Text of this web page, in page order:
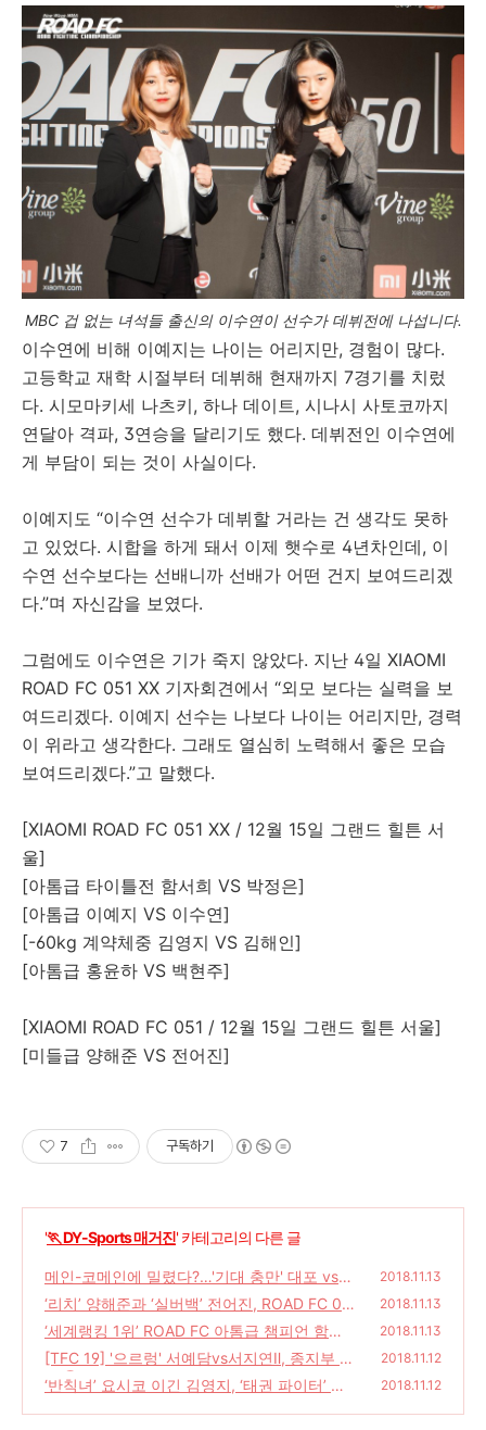
MBC 겁 없는 녀석들 출신의 이수연이 선수가 데뷔전에 나섭니다.
이수연에 비해 이예지는 나이는 어리지만, 경험이 많다.
고등학교 재학 시절부터 데뷔해 현재까지 7경기를 치렀
다. 시모마키세 나츠키, 하나 데이트, 시나시 사토코까지
연달아 격파, 3연승을 달리기도 했다. 데뷔전인 이수연에
게 부담이 되는 것이 사실이다.
이예지도 “이수연 선수가 데뷔할 거라는 건 생각도 못하
고 있었다. 시합을 하게 돼서 이제 햇수로 4년차인데, 이
수연 선수보다는 선배니까 선배가 어떤 건지 보여드리겠
다.”며 자신감을 보였다.
그럼에도 이수연은 기가 죽지 않았다. 지난 4일 XIAOMI
ROAD FC 051 XX 기자회견에서 “외모 보다는 실력을 보
여드리겠다. 이예지 선수는 나보다 나이는 어리지만, 경력
이 위라고 생각한다. 그래도 열심히 노력해서 좋은 모습
보여드리겠다.”고 말했다.
[XIAOMI ROAD FC 051 XX / 12월 15일 그랜드 힐튼 서
울]
[아톰급 타이틀전 함서희 VS 박정은]
[아톰급 이예지 VS 이수연]
[-60kg 계약체중 김영지 VS 김해인]
[아톰급 홍윤하 VS 백현주]
[XIAOMI ROAD FC 051 / 12월 15일 그랜드 힐튼 서울]
[미들급 양해준 VS 전어진]
7 구독하기
'🏃 DY-Sports 매거진' 카테고리의 다른 글
메인-코메인에 밀렸다?…'기대 충만' 대포 vs. 1
94cm 前 UFC 파이터(上)
(2)
2018.11.13
‘리치’ 양해준과 ‘실버백’ 전어진, ROAD FC 05
1 출전…‘복귀한 자들의 Show Down’
(0)
2018.11.13
‘세계랭킹 1위’ ROAD FC 아톰급 챔피언 함서
희, 1년 공백 깨고 컴백해 2차 방어 도전
(0)
2018.11.13
[TFC 19] '으르렁' 서예담vs서지연Ⅱ, 종지부 특
명①
(2)
2018.11.12
‘반칙녀’ 요시코 이긴 김영지, ‘태권 파이터’ 김
2018.11.12